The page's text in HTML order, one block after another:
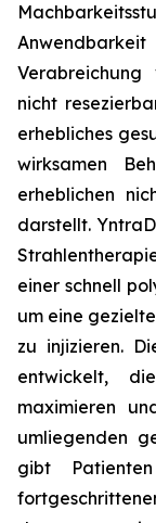
Verabreichung
nicht
erhebliches
wirksamen
erheblichen
darstellt.
einer schnell
um eine
zu injizieren.
entwickelt,
maximieren
umliegenden
gibt